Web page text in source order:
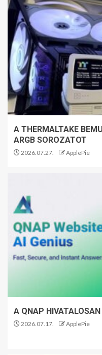
A THERMALTAKE
ARGB SOROZATOT
2026.07.27. ApplePie
A QNAP
2026.07.17. ApplePie